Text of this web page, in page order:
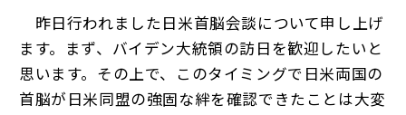
昨日行われました日米首脳会談について申し上げ
ます。まず、バイデン大統領の訪日を歓迎したいと
思います。その上で、このタイミングで日米両国の
首脳が日米同盟の強固な絆を確認できたことは大変